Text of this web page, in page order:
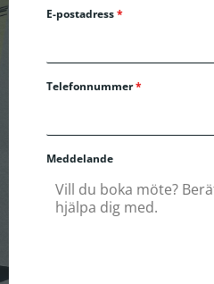
E-postadress*
Telefonnummer*
Meddelande